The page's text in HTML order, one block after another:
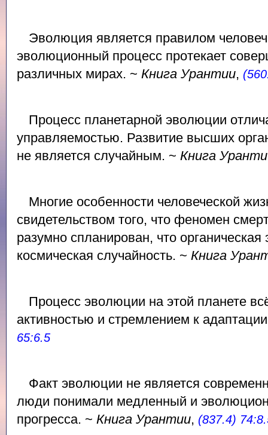
Эволюция является правилом
эволюционный процесс протекает
различных мирах. ~ Книга Урантии,
Процесс планетарной эволюции
управляемостью. Развитие высших
не является случайным. ~ Книга
Многие особенности человеческой
свидетельством того, что феномен
разумно спланирован, что
космическая случайность. ~ Книга
Процесс эволюции на этой планете
активностью и стремлением к
65:6.5
Факт эволюции не является
люди понимали медленный и
прогресса. ~ Книга Урантии, (837.4)